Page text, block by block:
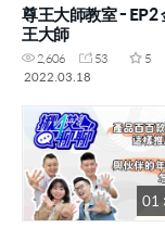
尊王大師教室 - EP2
王大師
2,606 53
5
2022.03.18
01